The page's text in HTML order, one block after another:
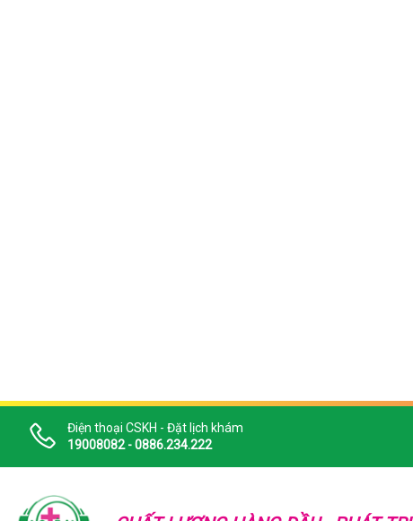
Điện thoại CSKH - Đặt lịch khám
19008082 - 0886.234.222